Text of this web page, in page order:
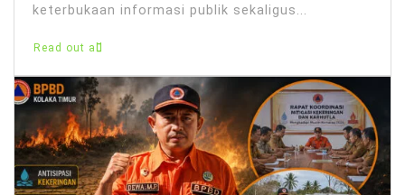
keterbukaan informasi publik sekaligus...
Read out all